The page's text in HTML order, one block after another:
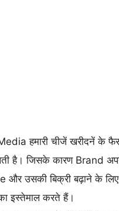
हमारी चीजें खरीदनें के
है। जिसके कारण Brand
और उसकी बिक्री बढ़ाने के लिए
इस्तेमाल करते हैं।